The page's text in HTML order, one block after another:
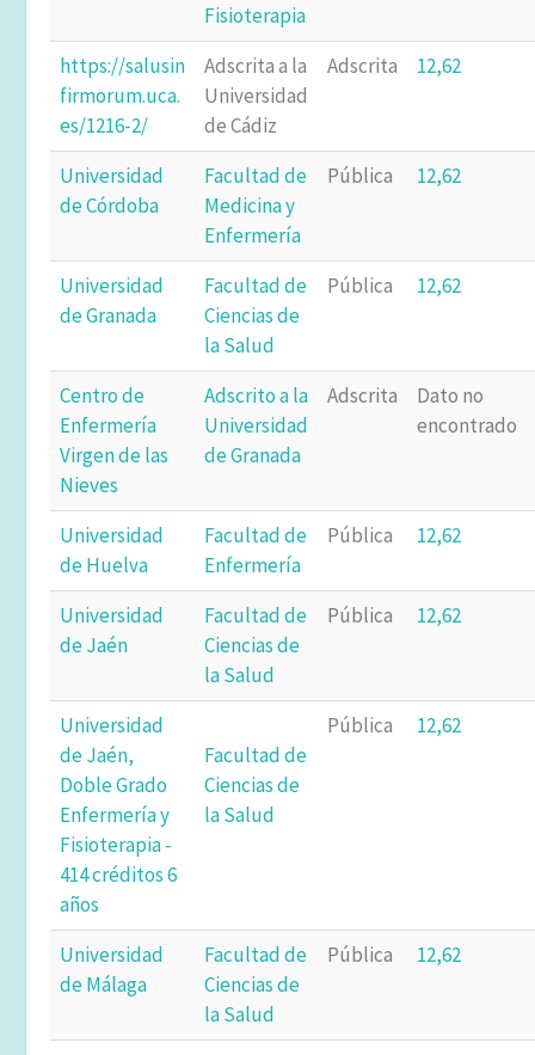
Fisioterapia
https://salusin
firmorum.uca.
es/1216-2/
Adscrita a la
Universidad
de Cádiz
Adscrita 12,62
Universidad
de Córdoba
Facultad de
Medicina y
Enfermería
Pública 12,62
Universidad
de Granada
Facultad de
Ciencias de
la Salud
Pública 12,62
Centro de
Enfermería
Virgen de las
Nieves
Adscrito a la
Universidad
de Granada
Adscrita
Dato no
encontrado
Universidad
de Huelva
Facultad de
Enfermería
Pública 12,62
Universidad
de Jaén
Facultad de
Ciencias de
la Salud
Pública 12,62
Universidad
de Jaén,
Doble Grado
Enfermería y
Fisioterapia -
414 créditos 6
años
Facultad de
Ciencias de
la Salud
Pública 12,62
Universidad
de Málaga
Facultad de
Ciencias de
la Salud
Pública 12,62